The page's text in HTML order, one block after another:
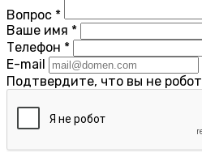
Вопрос *
Ваше имя *
Телефон *
E-mail
Подтвердите, что вы не робот